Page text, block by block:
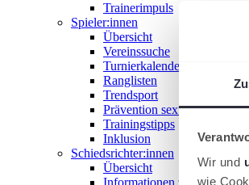
Wir und
wie
Trainerimpuls
Spieler:innen
Übersicht
Vereinssuche
Turnierkalender
Ranglisten
Trendsport
Prävention sexualisierter
Trainingstipps
Inklusion
Schiedsrichter:innen
Übersicht
Informationen zum